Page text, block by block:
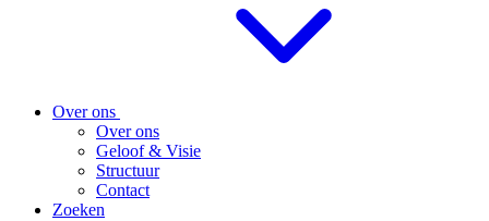
Over ons
Over ons
Geloof & Visie
Structuur
Contact
Zoeken